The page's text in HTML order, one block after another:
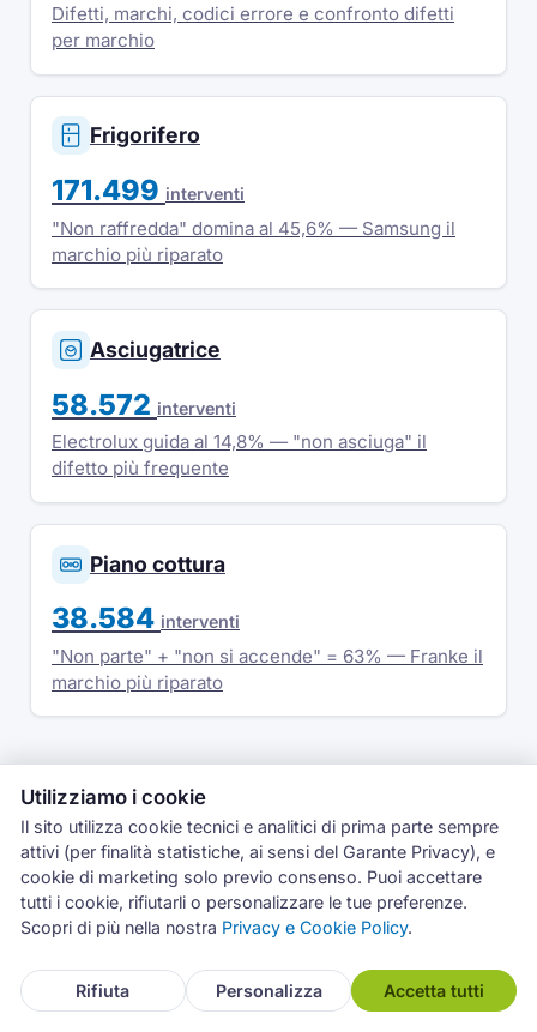
Difetti, marchi, codici errore e confronto difetti
per marchio
Frigorifero
171.499 interventi
"Non raffredda" domina al 45,6% — Samsung il
marchio più riparato
Asciugatrice
58.572 interventi
Electrolux guida al 14,8% — "non asciuga" il
difetto più frequente
Piano cottura
38.584 interventi
"Non parte" + "non si accende" = 63% — Franke il
marchio più riparato
Fonte e metodologia
I dati si riferiscono agli interventi su forni
registrati nel gestionale proprietario Archimede
dal luglio 2019 al marzo 2026 (57.436 interventi
su 906.994 totali). Non rappresentano il mercato
Utilizziamo i cookie
Il sito utilizza cookie tecnici e analitici di prima parte sempre
attivi (per finalità statistiche, ai sensi del Garante Privacy), e
cookie di marketing solo previo consenso. Puoi accettare
tutti i cookie, rifiutarli o personalizzare le tue preferenze.
Scopri di più nella nostra Privacy e Cookie Policy.
Rifiuta Personalizza Accetta tutti